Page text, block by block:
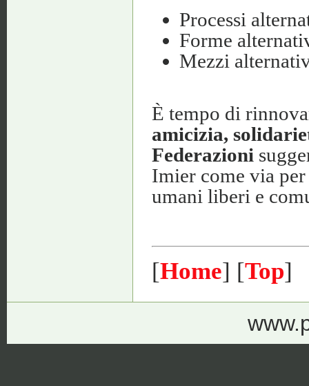
Processi
Forme
Mezzi
È tempo di
amicizia,
Federazioni
Imier come via
umani liberi e
[Home] [Top]